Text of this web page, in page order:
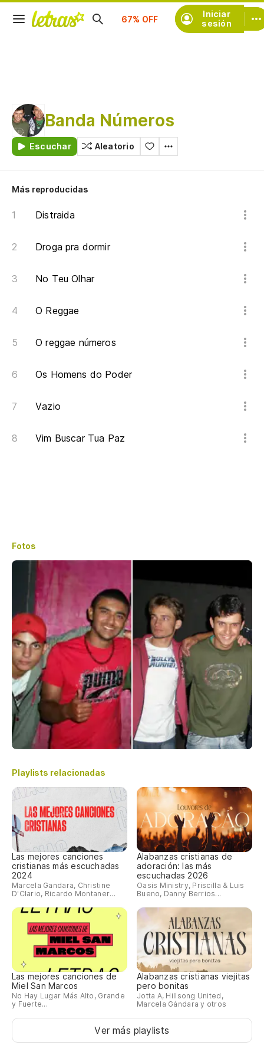
Iniciar
sesión
Suscríbete
Banda Números
Escuchar Aleatorio
Más reproducidas
Distraida
Droga pra dormir
No Teu Olhar
O Reggae
O reggae números
Os Homens do Poder
Vazio
Vim Buscar Tua Paz
Fotos
Playlists relacionadas
Las mejores canciones
cristianas más escuchadas
2024
Marcela Gandara, Christine
D'Clario, Ricardo Montaner...
Alabanzas cristianas de
adoración: las más
escuchadas 2026
Oasis Ministry, Priscilla & Luis
Bueno, Danny Berrios...
Las mejores canciones de
Miel San Marcos
No Hay Lugar Más Alto, Grande
y Fuerte...
Alabanzas cristianas viejitas
pero bonitas
Jotta A, Hillsong United,
Marcela Gándara y otros
Ver más playlists